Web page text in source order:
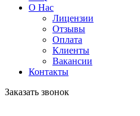
О Нас
Лицензии
Отзывы
Оплата
Клиенты
Вакансии
Контакты
Заказать звонок